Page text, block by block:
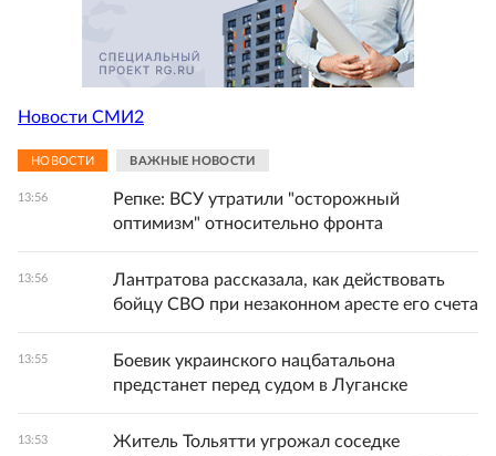
Новости СМИ2
НОВОСТИ ВАЖНЫЕ НОВОСТИ
13:56
Репке: ВСУ утратили "осторожный
оптимизм" относительно фронта
13:56
Лантратова рассказала, как действовать
бойцу СВО при незаконном аресте его счета
13:55
Боевик украинского нацбатальона
предстанет перед судом в Луганске
13:53
Житель Тольятти угрожал соседке